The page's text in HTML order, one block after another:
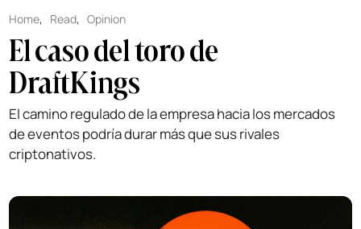
Home, Read,Opinion
El caso del toro de
DraftKings
El camino regulado de la empresa hacia los mercados
de eventos podría durar más que sus rivales
criptonativos.